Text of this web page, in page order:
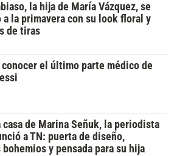
la hija de María Vázquez, se
a la primavera con su look floral y
de tiras
conocer el último parte médico de
casa de Marina Señuk, la periodista
a TN: puerta de diseño,
y pensada para su hija